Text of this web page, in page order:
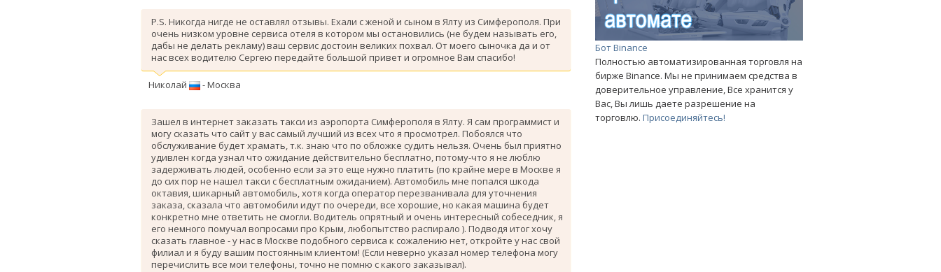
P.S. Никогда нигде не оставлял отзывы. Ехали с женой и сыном в Ялту из Симферополя. При
очень низком уровне сервиса отеля в котором мы остановились (не будем называть его,
дабы не делать рекламу) ваш сервис достоин великих похвал. От моего сыночка да и от
нас всех водителю Сергею передайте большой привет и огромное Вам спасибо!
Николай - Москва
Зашел в интернет заказать такси из аэропорта Симферополя в Ялту. Я сам программист и
могу сказать что сайт у вас самый лучший из всех что я просмотрел. Побоялся что
обслуживание будет храмать, т.к. знаю что по обложке судить нельзя. Очень был приятно
удивлен когда узнал что ожидание действительно бесплатно, потому-что я не люблю
задерживать людей, особенно если за это еще нужно платить (по крайне мере в Москве я
до сих пор не нашел такси с бесплатным ожиданием). Автомобиль мне попался шкода
октавия, шикарный автомобиль, хотя когда оператор перезванивала для уточнения
заказа, сказала что автомобили идут по очереди, все хорошие, но какая машина будет
конкретно мне ответить не смогли. Водитель опрятный и очень интересный собеседник, я
его немного помучал вопросами про Крым, любопытство распирало ). Подводя итог хочу
сказать главное - у нас в Москве подобного сервиса к сожалению нет, откройте у нас свой
филиал и я буду вашим постоянным клиентом! (Если неверно указал номер телефона могу
перечислить все мои телефоны, точно не помню с какого заказывал).
Бот Binance
Полностью автоматизированная торговля на
бирже Binance. Мы не принимаем средства в
доверительное управление, Все хранится у
Вас, Вы лишь даете разрешение на
торговлю.Присоединяйтесь!